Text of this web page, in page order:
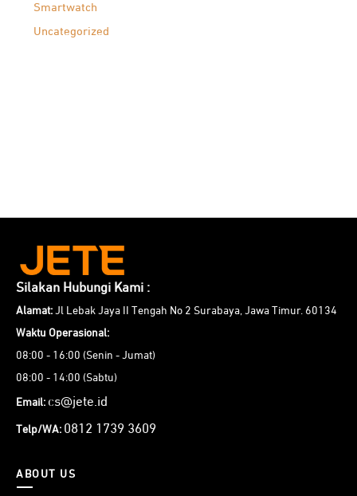
Smartwatch
Uncategorized
Silakan Hubungi Kami :
Alamat: Jl Lebak Jaya II Tengah No 2 Surabaya, Jawa Timur. 60134
Waktu Operasional:
08:00 - 16:00 (Senin - Jumat)
08:00 - 14:00 (Sabtu)
Email: cs@jete.id
Telp/WA: 0812 1739 3609
ABOUT US